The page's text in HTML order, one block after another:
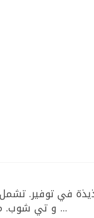
في توفير. تشمل
و تي شوب. مثالي للمناسبات الخاصة أو كوجبة خفيفة يومية، يتوفر المعمول في عبوات مريحة. تسوق الآن في توفير ...